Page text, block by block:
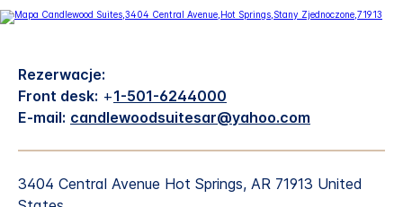
Rezerwacje:
Front desk: +1-501-6244000
E-mail: candlewoodsuitesar@yahoo.com
3404 Central Avenue Hot Springs, AR 71913 United